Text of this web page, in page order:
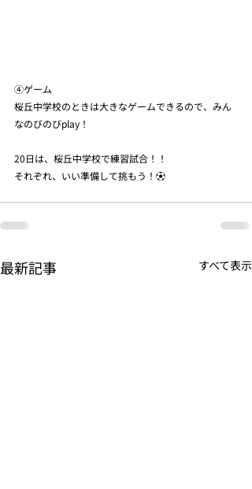
④ゲーム
桜丘中学校のときは大きなゲームできるので、みん
なのびのびplay！
20日は、桜丘中学校で練習試合！！
それぞれ、いい準備して挑もう！⚽️
最新記事 すべて表示